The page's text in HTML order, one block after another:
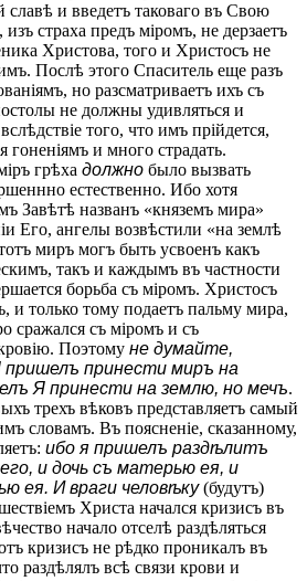
славѣ и введетъ таковаго въ Свою
страха предъ міромъ, не дерзаетъ
Христова, того и Христосъ не
Послѣ этого Спаситель еще разъ
но разсматриваетъ ихъ съ
не должны удивляться и
того, что имъ прійдется,
гоненіямъ и много страдать.
грѣха должно было вызвать
естественно. Ибо хотя
Завѣтѣ названъ «княземъ мира»
Его, ангелы возвѣстили «на землѣ
миръ могъ быть усвоенъ какъ
такъ и каждымъ въ частности
борьба съ міромъ. Христосъ
и только тому подаетъ пальму мира,
сражался съ міромъ и съ
Поэтому не думайте,
принести миръ на
Я принести на землю, но мечъ.
трехъ вѣковъ представляетъ самый
словамъ. Въ поясненіе, сказанному,
ибо я пришелъ раздѣлитъ
и дочь съ матерью ея, и
ея. И враги человѣку(будутъ)
Христа начался кризисъ въ
начало отселѣ раздѣляться
кризисъ не рѣдко проникалъ въ
раздѣлялъ всѣ связи крови и